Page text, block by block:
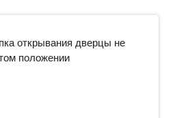
открывания дверцы не
положении